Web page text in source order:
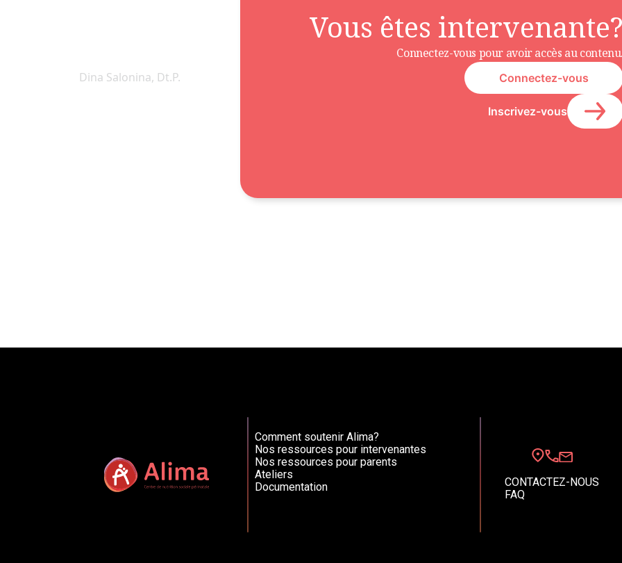
Dina Salonina, Dt.P.
Vous êtes
Connectez-vous pour avoir accès au
Connectez-vous
Inscrivez-vous
Comment soutenir Alima?
Nos ressources pour intervenantes
Nos ressources pour parents
Ateliers
Documentation
CONTACTEZ-NOUS
FAQ